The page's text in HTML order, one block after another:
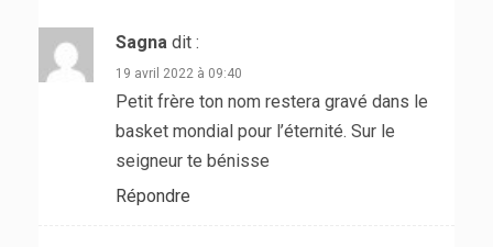
Sagna dit :
19 avril 2022 à 09:40
Petit frère ton nom restera gravé dans le
basket mondial pour l’éternité. Sur le
seigneur te bénisse
Répondre